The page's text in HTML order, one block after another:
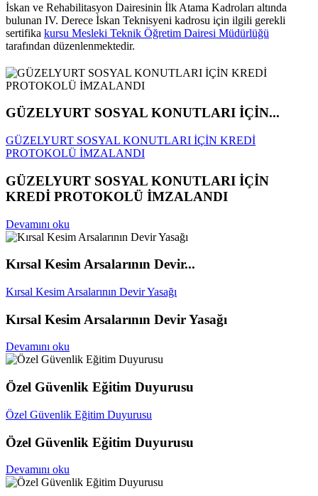
İskan ve Rehabilitasyon Dairesinin İlk Atama Kadroları altında
bulunan IV. Derece İskan Teknisyeni kadrosu için ilgili gerekli
sertifika kursu Mesleki Teknik Öğretim Dairesi Müdürlüğü
tarafından düzenlenmektedir.
GÜZELYURT SOSYAL KONUTLARI İÇİN...
GÜZELYURT SOSYAL KONUTLARI İÇİN KREDİ
PROTOKOLÜ İMZALANDI
GÜZELYURT SOSYAL KONUTLARI İÇİN
KREDİ PROTOKOLÜ İMZALANDI
Devamını oku
Kırsal Kesim Arsalarının Devir...
Kırsal Kesim Arsalarının Devir Yasağı
Kırsal Kesim Arsalarının Devir Yasağı
Devamını oku
Özel Güvenlik Eğitim Duyurusu
Özel Güvenlik Eğitim Duyurusu
Özel Güvenlik Eğitim Duyurusu
Devamını oku